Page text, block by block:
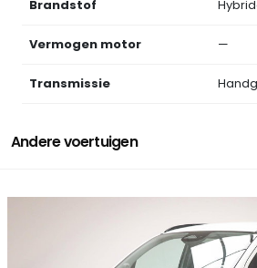
Brandstof
Vermogen motor —
Transmissie
Andere voertuigen